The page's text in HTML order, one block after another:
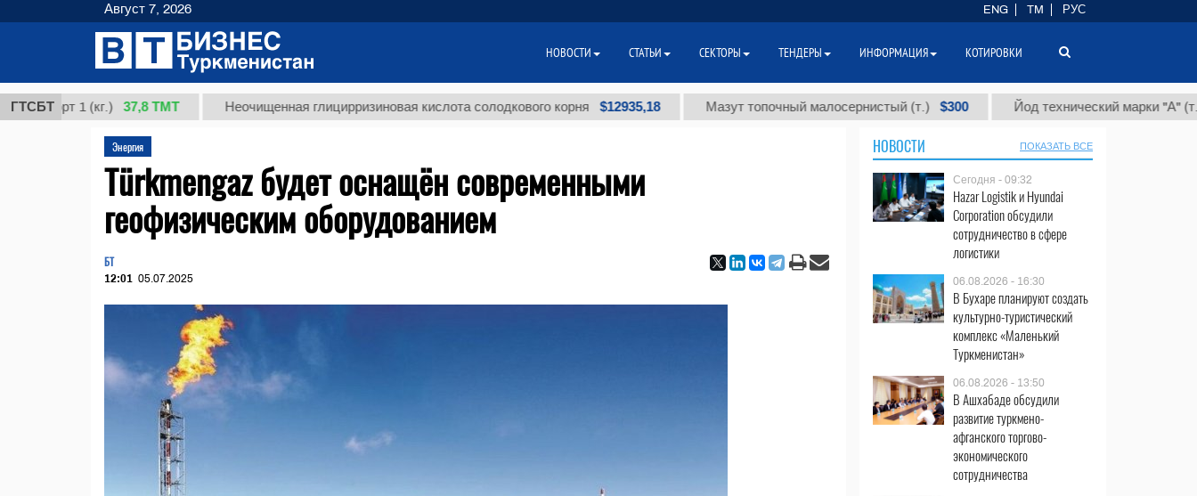
ГТСБТ
1 (кг.) 37,8 ТМТ Неочищенная глицирризиновая кислота солодкового корня $12935,18 Мазут топочный малосернистый (т.) $300 Йод технический марки "А" (т.) $86
Энергия
Türkmengaz будет оснащён современными
геофизическим оборудованием
БТ
12:01 05.07.2025
НОВОСТИ ПОКАЗАТЬ ВСЕ
Сегодня - 09:32
Hazar Logistik и Hyundai
Corporation обсудили
сотрудничество в сфере
логистики
06.08.2026 - 16:30
В Бухаре планируют создать
культурно-туристический
комплекс «Маленький
Туркменистан»
06.08.2026 - 13:50
В Ашхабаде обсудили
развитие туркмено-
афганского торгово-
экономического
сотрудничества
Август 7, 2026 ENG TM РУС
НОВОСТИ СТАТЬИ СЕКТОРЫ ТЕНДЕРЫ ИНФОРМАЦИЯ КОТИРОВКИ